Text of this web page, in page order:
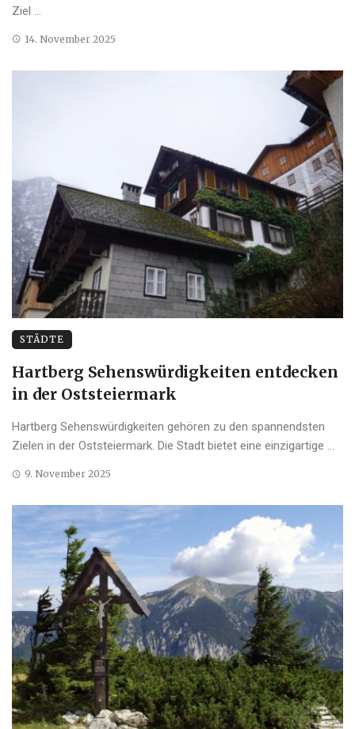
Ziel ...
14. November 2025
STÄDTE
Hartberg Sehenswürdigkeiten entdecken
in der Oststeiermark
Hartberg Sehenswürdigkeiten gehören zu den spannendsten
Zielen in der Oststeiermark. Die Stadt bietet eine einzigartige ...
9. November 2025